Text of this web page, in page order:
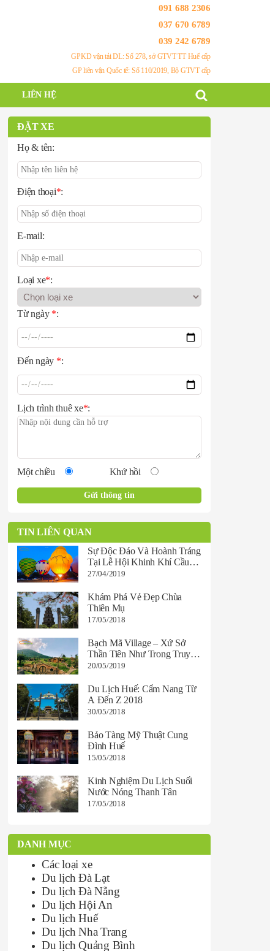
091 688 2306
037 670 6789
039 242 6789
GPKD vận tải DL: Số 278, sở GTVT TT Huế cấp
GP liên vận Quốc tế: Số 110/2019, Bộ GTVT cấp
LIÊN HỆ
ĐẶT XE
Họ & tên:
Điện thoại*:
E-mail:
Loại xe*:
Từ ngày *:
Đến ngày *:
Lịch trình thuê xe*:
Một chiều Khứ hồi
TIN LIÊN QUAN
Sự Độc Đáo Và Hoành Tráng
Tại Lễ Hội Khinh Khí Cầu
Huế Năm 2019
27/04/2019
Khám Phá Vẻ Đẹp Chùa
Thiên Mụ
17/05/2018
Bạch Mã Village – Xứ Sở
Thần Tiên Như Trong Truyện
Cổ Tích
20/05/2019
Du Lịch Huế: Cẩm Nang Từ
A Đến Z 2018
30/05/2018
Bảo Tàng Mỹ Thuật Cung
Đình Huế
15/05/2018
Kinh Nghiệm Du Lịch Suối
Nước Nóng Thanh Tân
17/05/2018
DANH MỤC
Các loại xe
Du lịch Đà Lạt
Du lịch Đà Nẵng
Du lịch Hội An
Du lịch Huế
Du lịch Nha Trang
Du lịch Quảng Bình